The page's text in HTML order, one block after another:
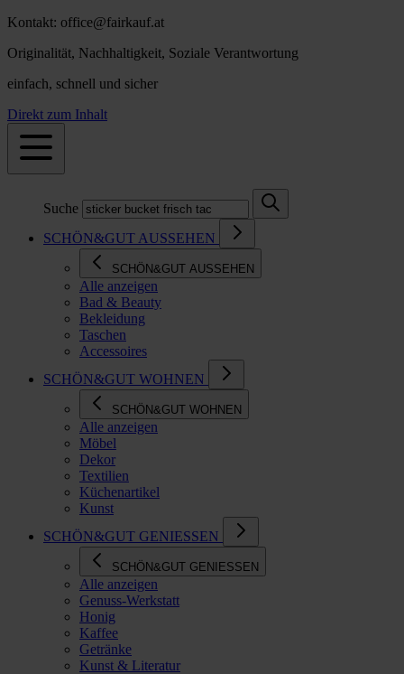
Kontakt: office@fairkauf.at
Originalität, Nachhaltigkeit, Soziale Verantwortung
einfach, schnell und sicher
Direkt zum Inhalt
Suche
SCHÖN&GUT AUSSEHEN
SCHÖN&GUT AUSSEHEN
Alle anzeigen
Bad & Beauty
Bekleidung
Taschen
Accessoires
SCHÖN&GUT WOHNEN
SCHÖN&GUT WOHNEN
Alle anzeigen
Möbel
Dekor
Textilien
Küchenartikel
Kunst
SCHÖN&GUT GENIESSEN
SCHÖN&GUT GENIESSEN
Alle anzeigen
Genuss-Werkstatt
Honig
Kaffee
Getränke
Kunst & Literatur